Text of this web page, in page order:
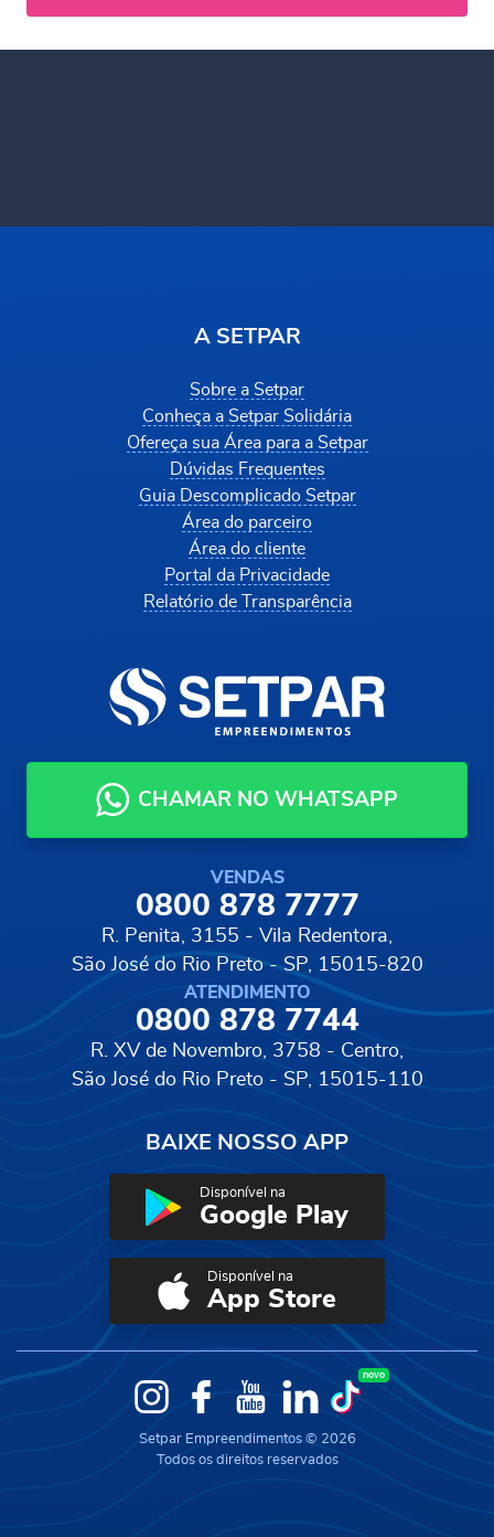
A SETPAR
Sobre a Setpar
Conheça a Setpar Solidária
Ofereça sua Área para a Setpar
Dúvidas Frequentes
Guia Descomplicado Setpar
Área do parceiro
Área do cliente
Portal da Privacidade
Relatório de Transparência
CHAMAR NO WHATSAPP
VENDAS
0800 878 7777
R. Penita, 3155 - Vila Redentora,
São José do Rio Preto - SP, 15015-820
ATENDIMENTO
0800 878 7744
R. XV de Novembro, 3758 - Centro,
São José do Rio Preto - SP, 15015-110
BAIXE NOSSO APP
Disponível na
Google Play
Disponível na
App Store
InstagramFacebookYouTubeLinkedIn
novo
TikTok
Setpar Empreendimentos © 2026
Todos os direitos reservados